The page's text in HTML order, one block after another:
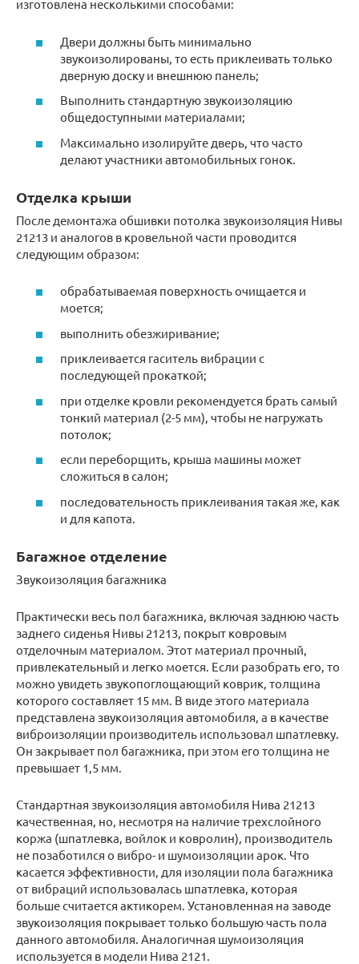
изготовлена ​​несколькими способами:
Двери должны быть минимально
звукоизолированы, то есть приклеивать только
дверную доску и внешнюю панель;
Выполнить стандартную звукоизоляцию
общедоступными материалами;
Максимально изолируйте дверь, что часто
делают участники автомобильных гонок.
Отделка крыши
После демонтажа обшивки потолка звукоизоляция Нивы
21213 и аналогов в кровельной части проводится
следующим образом:
обрабатываемая поверхность очищается и
моется;
выполнить обезжиривание;
приклеивается гаситель вибрации с
последующей прокаткой;
при отделке кровли рекомендуется брать самый
тонкий материал (2-5 мм), чтобы не нагружать
потолок;
если переборщить, крыша машины может
сложиться в салон;
последовательность приклеивания такая же, как
и для капота.
Багажное отделение
Звукоизоляция багажника
Практически весь пол багажника, включая заднюю часть
заднего сиденья Нивы 21213, покрыт ковровым
отделочным материалом. Этот материал прочный,
привлекательный и легко моется. Если разобрать его, то
можно увидеть звукопоглощающий коврик, толщина
которого составляет 15 мм. В виде этого материала
представлена ​​звукоизоляция автомобиля, а в качестве
виброизоляции производитель использовал шпатлевку.
Он закрывает пол багажника, при этом его толщина не
превышает 1,5 мм.
Стандартная звукоизоляция автомобиля Нива 21213
качественная, но, несмотря на наличие трехслойного
коржа (шпатлевка, войлок и ковролин), производитель
не позаботился о вибро- и шумоизоляции арок. Что
касается эффективности, для изоляции пола багажника
от вибраций использовалась шпатлевка, которая
больше считается актикорем. Установленная на заводе
звукоизоляция покрывает только большую часть пола
данного автомобиля. Аналогичная шумоизоляция
используется в модели Нива 2121.